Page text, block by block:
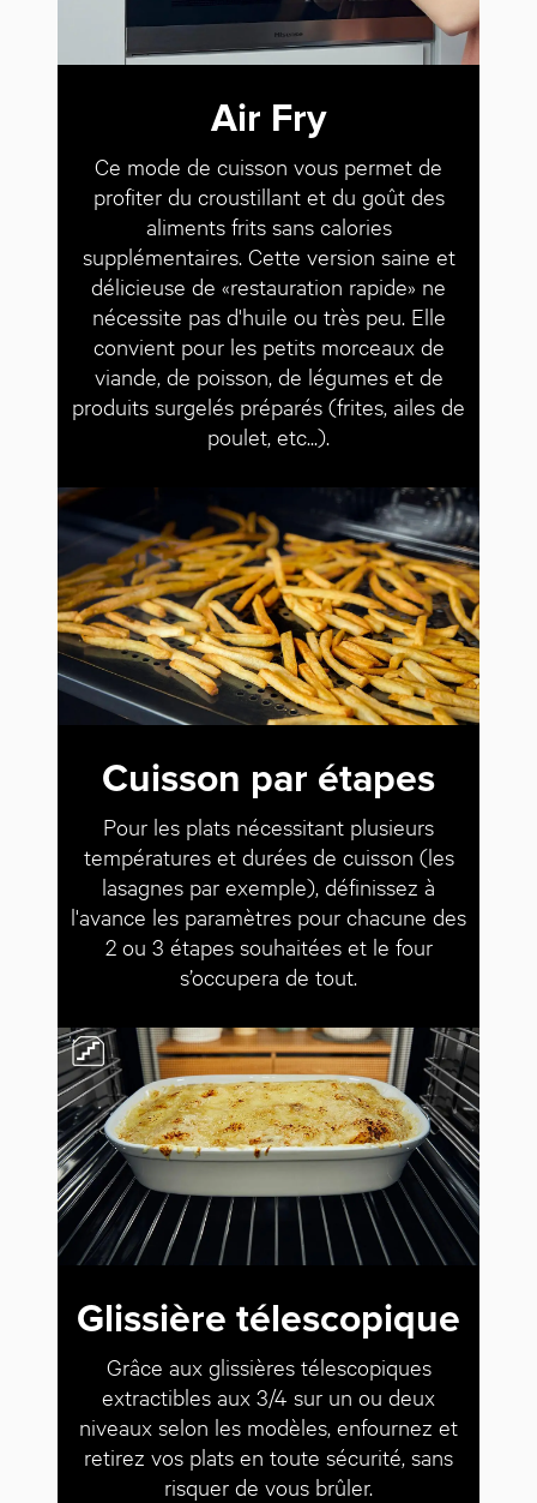
Air Fry
Ce mode de cuisson vous permet de
profiter du croustillant et du goût des
aliments frits sans calories
supplémentaires. Cette version saine et
délicieuse de «restauration rapide» ne
nécessite pas d'huile ou très peu. Elle
convient pour les petits morceaux de
viande, de poisson, de légumes et de
produits surgelés préparés (frites, ailes de
poulet, etc...).
Cuisson par étapes
Pour les plats nécessitant plusieurs
températures et durées de cuisson (les
lasagnes par exemple), définissez à
l'avance les paramètres pour chacune des
2 ou 3 étapes souhaitées et le four
s’occupera de tout.
Glissière télescopique
Grâce aux glissières télescopiques
extractibles aux 3/4 sur un ou deux
niveaux selon les modèles, enfournez et
retirez vos plats en toute sécurité, sans
risquer de vous brûler.